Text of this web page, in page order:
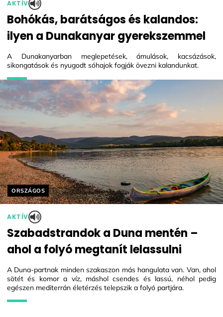
AKTÍV
Bohókás, barátságos és kalandos:
ilyen a Dunakanyar gyerekszemmel
A Dunakanyarban meglepetések, ámulások, kacsázások,
sikongatások és nyugodt sóhajok fogják övezni kalandunkat.
Helyszín címkék:
ORSZÁGOS
AKTÍV
Szabadstrandok a Duna mentén –
ahol a folyó megtanít lelassulni
A Duna-partnak minden szakaszon más hangulata van. Van, ahol
sötét és komor a víz, máshol csendes és lassú, néhol pedig
egészen mediterrán életérzés telepszik a folyó partjára.